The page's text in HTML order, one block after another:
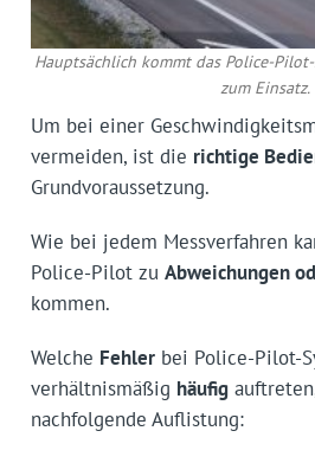
Hauptsächlich kommt das Police-
zum Einsatz.
Um bei einer
vermeiden, ist die richtige
Grundvoraussetzung.
Wie bei jedem Messverfahren
Police-Pilot zu Abweichungen
kommen.
Welche Fehlerbei Police-Pilot-
verhältnismäßig häufig
nachfolgende Auflistung: